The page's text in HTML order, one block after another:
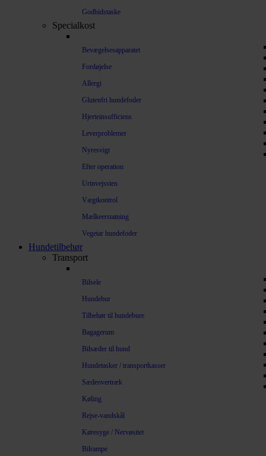
Godbidstaske
Specialkost
Bevægelsesapparatet
Fordøjelse
Allergi
Glutenfri hundefoder
Hjerteinsufficiens
Leverproblemer
Nyresvigt
Efter operation
Urinvejssten
Vægtkontrol
Mælkeerstatning
Vegetar hundefoder
Hundetilbehør
Transport
Bilsele
Hundebur
Tilbehør til hundebure
Bagagerum
Bilsæder til hund
Hundetasker / transportkasser
Sædeovertræk
Køling
Rejse-vandskål
Køresyge / Nervøsitet
Bilrampe